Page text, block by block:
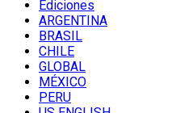
Ediciones
ARGENTINA
BRASIL
CHILE
GLOBAL
MÉXICO
PERU